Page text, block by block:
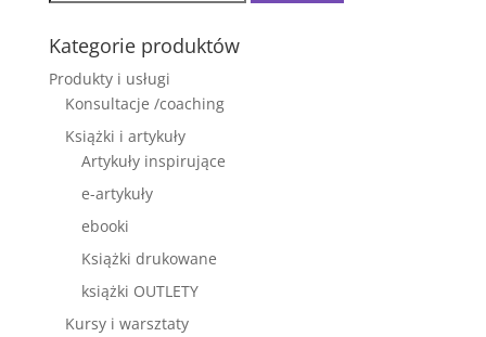
Kategorie produktów
Produkty i usługi
Konsultacje /coaching
Książki i artykuły
Artykuły inspirujące
e-artykuły
ebooki
Książki drukowane
książki OUTLETY
Kursy i warsztaty